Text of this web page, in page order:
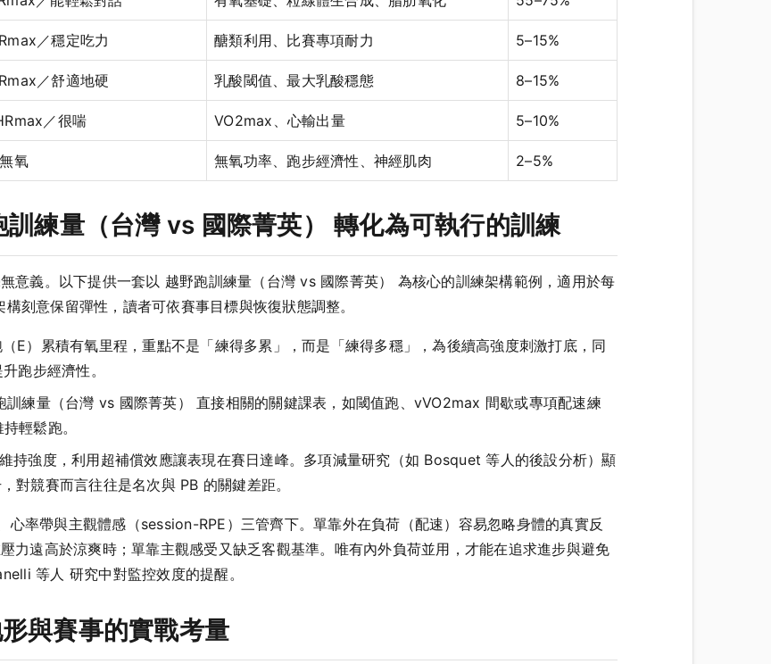
／穩定吃力 醣類利用、比賽專項耐力 5–15%
／舒適地硬 乳酸閾值、最大乳酸穩態 8–15%
／很喘 VO2max、心輸出量 5–10%
氧 無氧功率、跑步經濟性、神經肌肉 2–5%
練量（台灣 vs 國際菁英） 轉化為可執行的訓練
意義。以下提供一套以 越野跑訓練量（台灣 vs 國際菁英） 為核心的訓練架構範例，適用於每
刻意保留彈性，讀者可依賽事目標與恢復狀態調整。
（E）累積有氧里程，重點不是「練得多累」，而是「練得多穩」，為後續高強度刺激打底，同
跑步經濟性。
訓練量（台灣 vs 國際菁英） 直接相關的關鍵課表，如閾值跑、vVO2max 間歇或專項配速練
輕鬆跑。
持強度，利用超補償效應讓表現在賽日達峰。多項減量研究（如 Bosquet 等人的後設分析）顯
對競賽而言往往是名次與 PB 的關鍵差距。
心率帶與主觀體感（session-RPE）三管齊下。單靠外在負荷（配速）容易忽略身體的真實反
力遠高於涼爽時；單靠主觀感受又缺乏客觀基準。唯有內外負荷並用，才能在追求進步與避免
等人 研究中對監控效度的提醒。
與賽事的實戰考量